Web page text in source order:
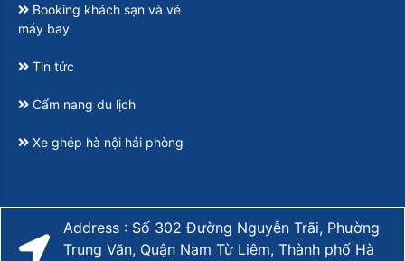
Booking khách sạn và vé
máy bay
Tin tức
Cẩm nang du lịch
Xe ghép hà nội hải phòng
Address : Số 302 Đường Nguyễn Trãi, Phường
Trung Văn, Quận Nam Từ Liêm, Thành phố Hà